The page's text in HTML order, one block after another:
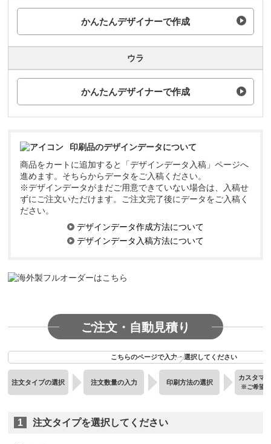
かんたんデザイナーで作成
ウラ
かんたんデザイナーで作成
印刷品のデザインデータについて
商品をカートに追加すると「デザインデータ入稿」ページへ
進めます。そちらからデータをご入稿ください。
※デザインデータがまだご用意できていない場合は、入稿せ
ずにご注文いただけます。ご注文完了後にデータをご入稿く
ださい。
デザインデータ作成方法について
デザインデータ入稿方法について
ご注文・自動見積り
こちらのページで入力・選択してください
注文タイプの選択 注文数量の入力 印刷方法の選択
カスタマ
※ご希望
1 注文タイプを選択してください